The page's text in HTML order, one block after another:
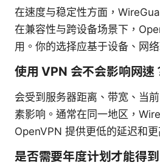
在速度与稳定性方面，
在兼容性与跨设备场景下，
用。你的选择应基于设备、网
使用 VPN 会不会影响网速
会受到服务器距离、带宽、当
素影响。通常在同一地区，
OpenVPN 提供更低的延迟和更
是否需要年度计划才能得